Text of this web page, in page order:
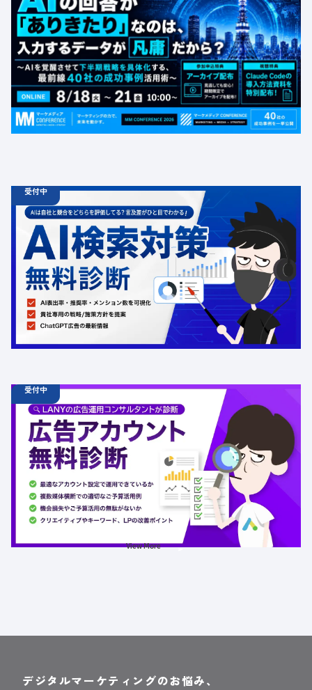
【無料カンファレンス】AIの回答が「ありきたり」なの
は、入力するデータが凡庸だから？ 〜AIを覚醒させて下
半期戦略を具体化する、最前線40社の成功事例活用術〜
定員数：1000名
金額：無料
場所：オンライン
BtoB
受付中
診断
12.31 00:00
ChatGPT広告の最新動向・AI検索対策に関する無料相談
受付中
定員数：500名
金額：無料
場所：オンライン
LLMO 広告
受付中
診断 09.01
03.31 水
広告アカウント無料診断
定員数：500名
金額：無料
場所：オンライン
広告
View More
デジタルマーケティングのお悩み、